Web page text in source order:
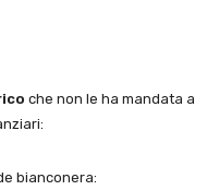
che non le ha mandata a
bianconera: